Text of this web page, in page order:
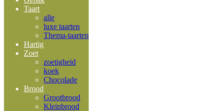
Taart
alle
luxe taarten
Thema-taarten
Hartig
Zoet
zoetigheid
koek
Chocolade
Brood
Grootbrood
Kleinbrood